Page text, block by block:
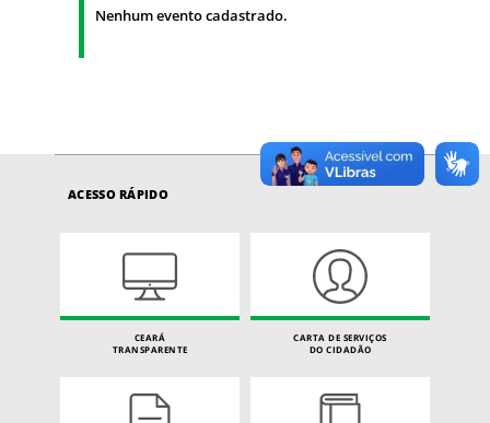
Nenhum evento cadastrado.
ACESSO RÁPIDO
CEARÁ
TRANSPARENTE
CARTA DE SERVIÇOS
DO CIDADÃO